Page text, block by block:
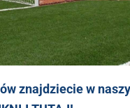
znajdziecie w